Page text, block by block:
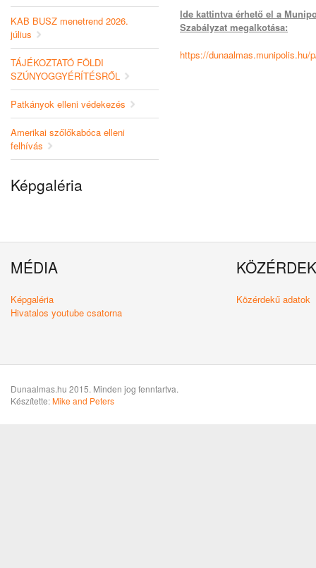
KAB BUSZ menetrend 2026.
július
TÁJÉKOZTATÓ FÖLDI
SZÚNYOGGYÉRÍTÉSRŐL
Patkányok elleni védekezés
Amerikai szőlőkabóca elleni
felhívás
Képgaléria
Ide kattintva érhető el a
Szabályzat megalkotása:
https://dunaalmas.munipolis.hu/
MÉDIA
Képgaléria
Hivatalos youtube csatorna
Közérdekű adatok
Dunaalmas.hu 2015. Minden jog fenntartva.
Készítette:Mike and Peters